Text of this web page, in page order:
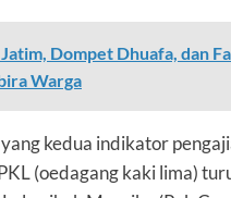
Dompet Dhuafa, dan
Warga
kedua indikator
(oedagang kaki lima)